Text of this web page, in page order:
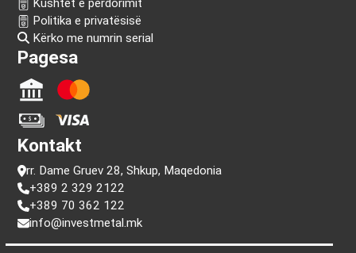
Na ndiq!
Informacion
Pyetje
Politika e privatësisë
Kërko me numrin serial
Pagesa